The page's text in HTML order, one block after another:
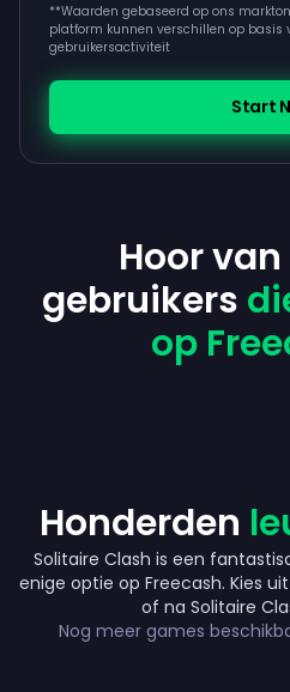
**Waarden gebaseerd op ons
platform kunnen verschillen op basis
gebruikersactiviteit
Start
Hoor
gebruikers
op
Honderden
Solitaire Clash is een
enige optie op Freecash. Kies
of na Solitaire
Up to € 330
Nog meer games